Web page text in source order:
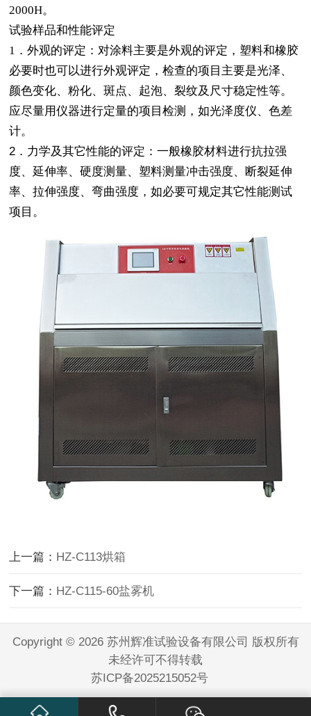
2000H。
试验样品和性能评定
1 ．外观的评定：对涂料主要是外观的评定，塑料和橡胶
必要时也可以进行外观评定，检查的项目主要是光泽、
颜色变化、粉化、斑点、起泡、裂纹及尺寸稳定性等。
应尽量用仪器进行定量的项目检测，如光泽度仪、色差
计。
2 ．力学及其它性能的评定：一般橡胶材料进行抗拉强
度、延伸率、硬度测量、塑料测量冲击强度、断裂延伸
率、拉伸强度、弯曲强度，如必要可规定其它性能测试
项目。
上一篇： HZ-C113烘箱
下一篇： HZ-C115-60盐雾机
Copyright © 2026 苏州辉准试验设备有限公司 版权所有
未经许可不得转载
苏ICP备2025215052号